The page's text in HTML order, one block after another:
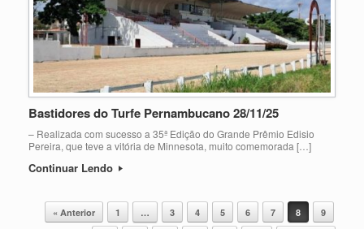
Bastidores do Turfe Pernambucano 28/11/25
– Realizada com sucesso a 35ª Edição do Grande Prêmio Edisio
Pereira, que teve a vitória de Minnesota, muito comemorada […]
Continuar Lendo
Post navigation
« Anterior 1 … 3 4 5 6 7 8
9